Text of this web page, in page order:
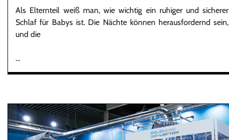
Als Elternteil weiß man, wie wichtig ein ruhiger und sicherer
Schlaf für Babys ist. Die Nächte können herausfordernd sein,
und die
…